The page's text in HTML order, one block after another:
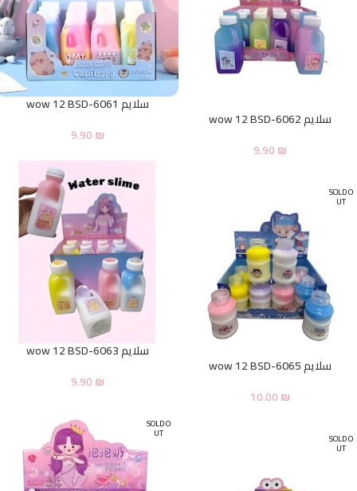
سلايم wow 12 BSD-6061
9.90₪
سلايم wow 12 BSD-6062
9.90₪
سلايم wow 12 BSD-6063
9.90₪
SOLD O
UT
سلايم wow 12 BSD-6065
10.00₪
SOLD O
UT SOLD O
UT